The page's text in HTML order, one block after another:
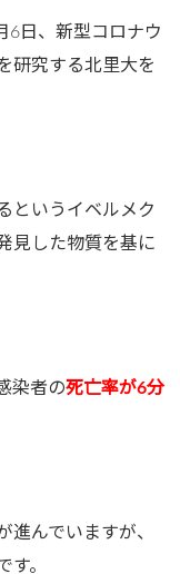
6日、新型コロナウ
研究する北里大を
というイベルメク
見した物質を基に
染者の死亡率が6分
進んでいますが、
す。